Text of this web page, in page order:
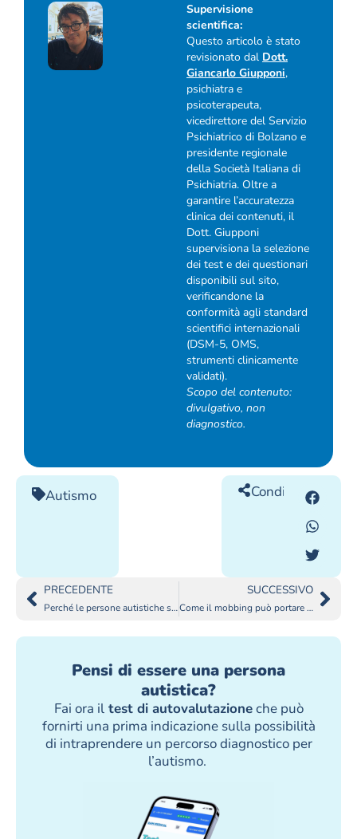
Supervisione
scientifica:
Questo articolo è stato
revisionato dal Dott.
Giancarlo Giupponi,
psichiatra e
psicoterapeuta,
vicedirettore del Servizio
Psichiatrico di Bolzano e
presidente regionale
della Società Italiana di
Psichiatria. Oltre a
garantire l’accuratezza
clinica dei contenuti, il
Dott. Giupponi
supervisiona la selezione
dei test e dei questionari
disponibili sul sito,
verificandone la
conformità agli standard
scientifici internazionali
(DSM-5, OMS,
strumenti clinicamente
validati).
Scopo del contenuto:
divulgativo, non
diagnostico.
Autismo Condividilo
PRECEDENTE
Perché le persone autistiche sono più vulnerabili al PTSD
SUCCESSIVO
Come il mobbing può portare al burnout
Pensi di essere una persona
autistica?
Fai ora iltest di autovalutazioneche può
fornirti una prima indicazione sulla possibilità
di intraprendere un percorso diagnostico per
l’autismo.